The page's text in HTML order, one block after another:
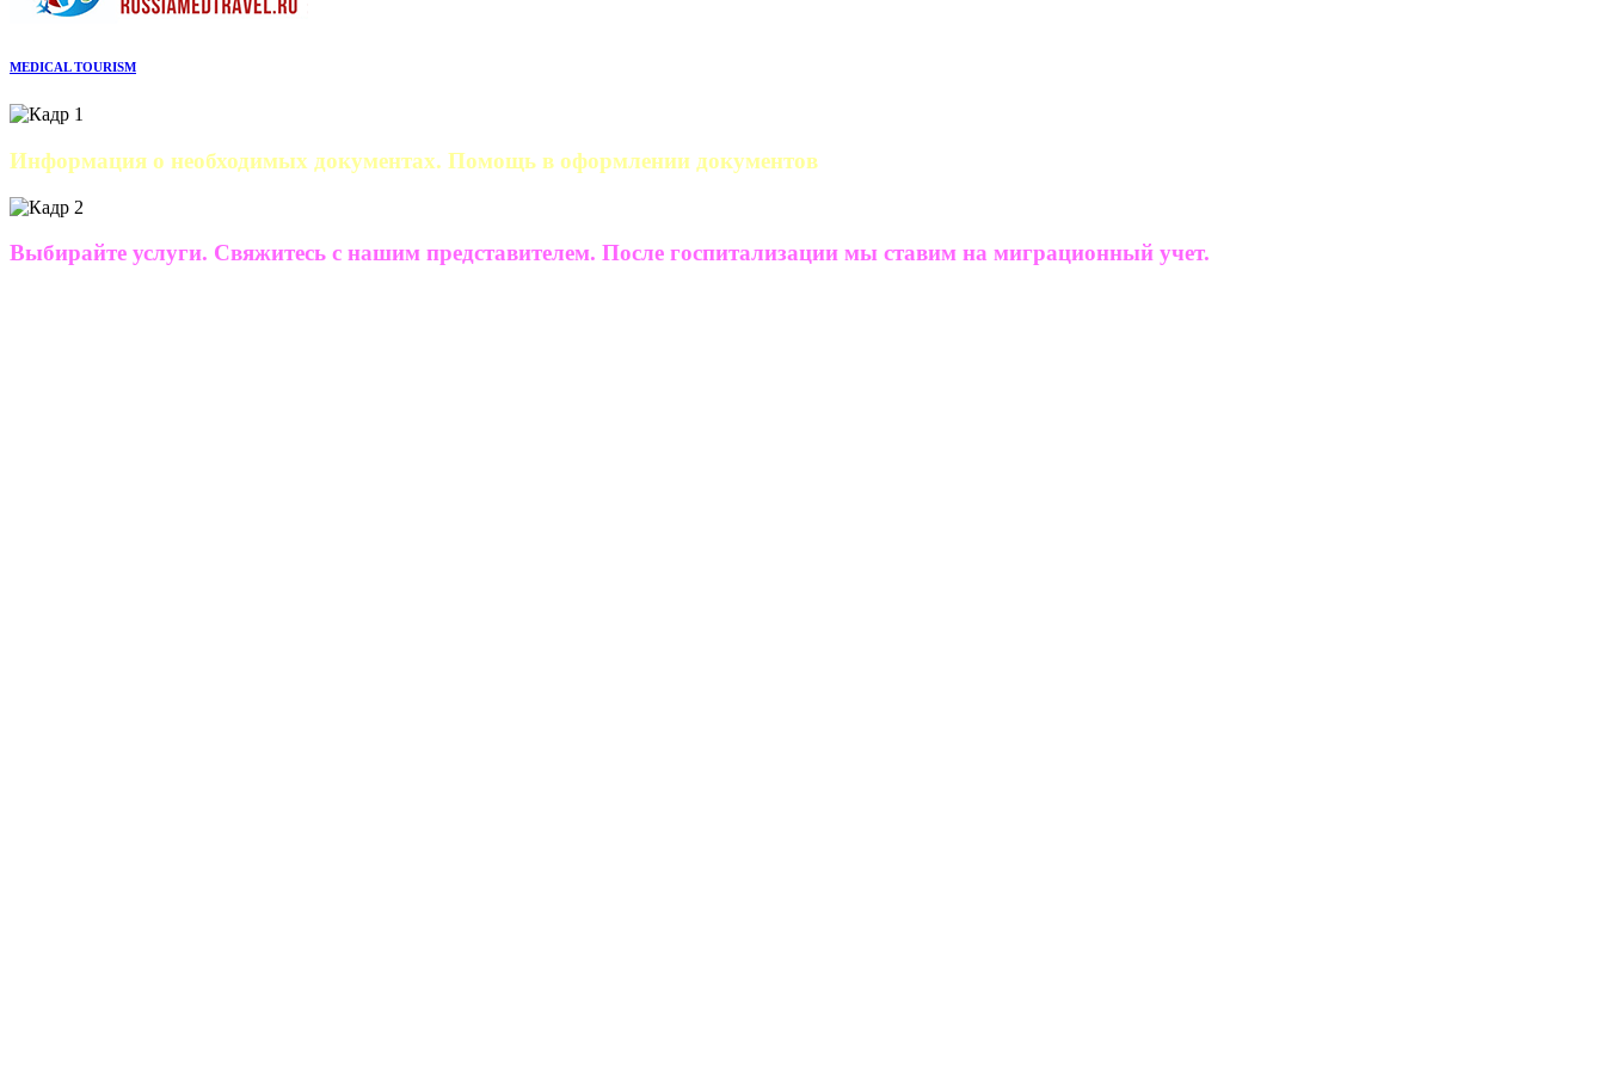
MEDICAL TOURISM
Информация о необходимых документах. Помощь в оформлении документов
Выбирайте услуги. Свяжитесь с нашим представителем. После госпитализации мы ставим на миграционный учет.